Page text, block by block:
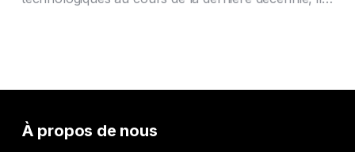
À propos de nous